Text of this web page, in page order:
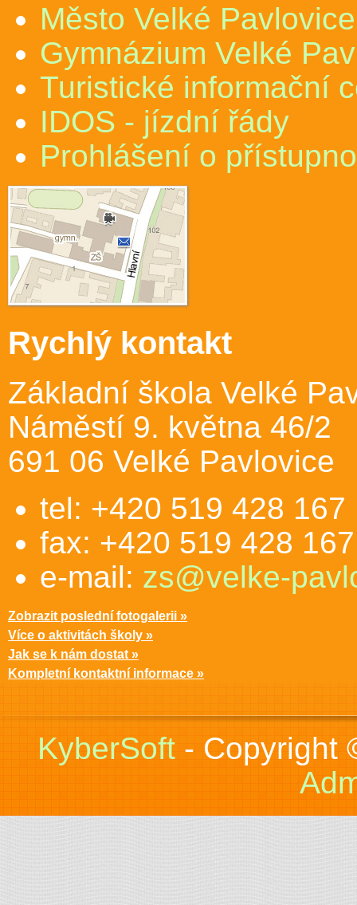
Město Velké Pavlovice
Gymnázium Velké
Turistické informační
IDOS - jízdní řády
Prohlášení o
Rychlý kontakt
Základní škola Velké
Náměstí 9. května 46/2
691 06 Velké Pavlovice
tel: +420 519 428 167
fax: +420 519 428 167
e-mail: zs@velke-
Zobrazit poslední fotogalerii »
Více o aktivitách školy »
Jak se k nám dostat »
Kompletní kontaktní informace »
KyberSoft- Copyright